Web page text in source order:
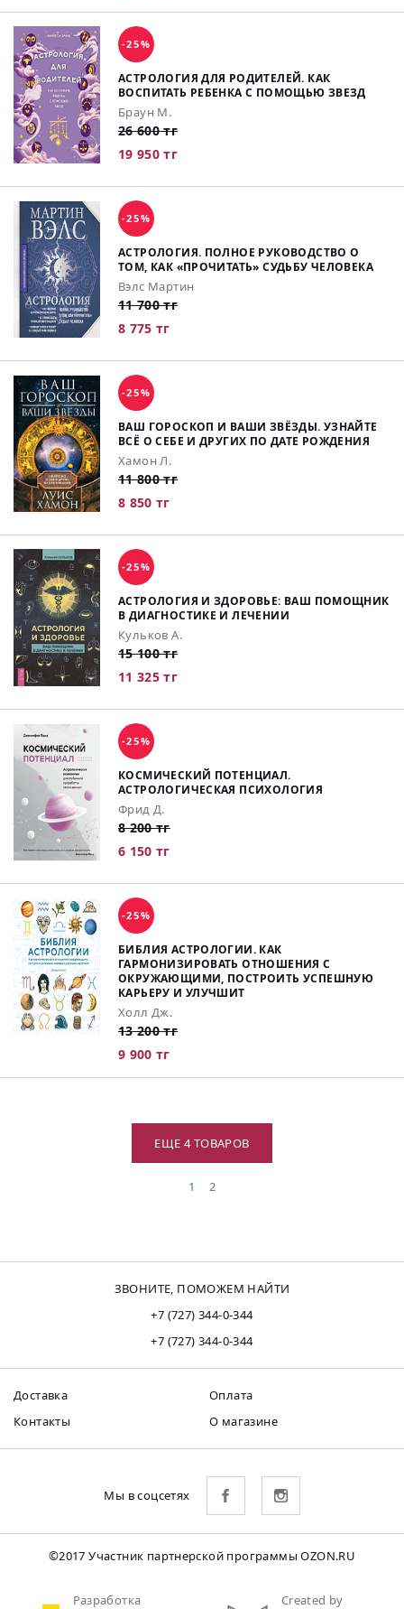
-25%
АСТРОЛОГИЯ ДЛЯ РОДИТЕЛЕЙ. КАК
ВОСПИТАТЬ РЕБЕНКА С ПОМОЩЬЮ ЗВЕЗД
Браун М.
26 600 тг
19 950 тг
-25%
АСТРОЛОГИЯ. ПОЛНОЕ РУКОВОДСТВО О
ТОМ, КАК «ПРОЧИТАТЬ» СУДЬБУ ЧЕЛОВЕКА
Вэлс Мартин
11 700 тг
8 775 тг
-25%
ВАШ ГОРОСКОП И ВАШИ ЗВЁЗДЫ. УЗНАЙТЕ
ВСЁ О СЕБЕ И ДРУГИХ ПО ДАТЕ РОЖДЕНИЯ
Хамон Л.
11 800 тг
8 850 тг
-25%
АСТРОЛОГИЯ И ЗДОРОВЬЕ: ВАШ ПОМОЩНИК
В ДИАГНОСТИКЕ И ЛЕЧЕНИИ
Кульков А.
15 100 тг
11 325 тг
-25%
КОСМИЧЕСКИЙ ПОТЕНЦИАЛ.
АСТРОЛОГИЧЕСКАЯ ПСИХОЛОГИЯ
Фрид Д.
8 200 тг
6 150 тг
-25%
БИБЛИЯ АСТРОЛОГИИ. КАК
ГАРМОНИЗИРОВАТЬ ОТНОШЕНИЯ С
ОКРУЖАЮЩИМИ, ПОСТРОИТЬ УСПЕШНУЮ
КАРЬЕРУ И УЛУЧШИТ
Холл Дж.
13 200 тг
9 900 тг
ЕЩЕ 4 ТОВАРОВ
1 2
ЗВОНИТЕ, ПОМОЖЕМ НАЙТИ
+7 (727) 344-0-344
+7 (727) 344-0-344
Доставка
Оплата
Контакты
О магазине
Мы в соцсетях
©2017 Участник партнерской программы OZON.RU
Разработка Created by